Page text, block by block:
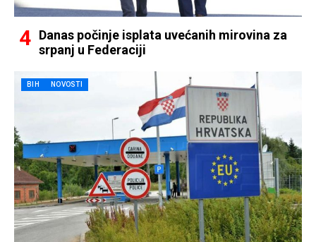
Danas počinje isplata uvećanih mirovina za
srpanj u Federaciji
BIH NOVOSTI